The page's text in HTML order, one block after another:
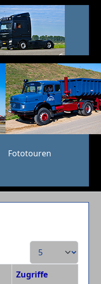
Fototouren
Anzeige #
Zugriffe